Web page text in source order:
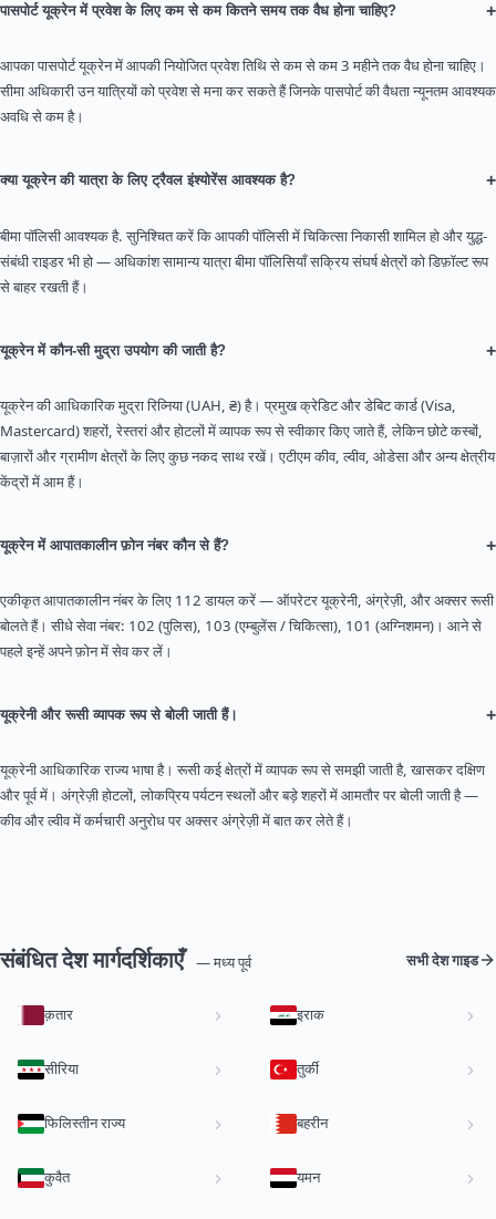
पासपोर्ट यूक्रेन में प्रवेश के लिए कम से कम कितने समय तक वैध होना चाहिए? +
आपका पासपोर्ट यूक्रेन में आपकी नियोजित प्रवेश तिथि से कम से कम 3 महीने तक वैध होना चाहिए।
सीमा अधिकारी उन यात्रियों को प्रवेश से मना कर सकते हैं जिनके पासपोर्ट की वैधता न्यूनतम आवश्यक
अवधि से कम है।
क्या यूक्रेन की यात्रा के लिए ट्रैवल इंश्योरेंस आवश्यक है? +
बीमा पॉलिसी आवश्यक है. सुनिश्चित करें कि आपकी पॉलिसी में चिकित्सा निकासी शामिल हो और युद्ध-
संबंधी राइडर भी हो — अधिकांश सामान्य यात्रा बीमा पॉलिसियाँ सक्रिय संघर्ष क्षेत्रों को डिफ़ॉल्ट रूप
से बाहर रखती हैं।
यूक्रेन में कौन-सी मुद्रा उपयोग की जाती है? +
यूक्रेन की आधिकारिक मुद्रा रिव्निया (UAH, ₴) है। प्रमुख क्रेडिट और डेबिट कार्ड (Visa,
Mastercard) शहरों, रेस्तरां और होटलों में व्यापक रूप से स्वीकार किए जाते हैं, लेकिन छोटे कस्बों,
बाज़ारों और ग्रामीण क्षेत्रों के लिए कुछ नकद साथ रखें। एटीएम कीव, ल्वीव, ओडेसा और अन्य क्षेत्रीय
केंद्रों में आम हैं।
यूक्रेन में आपातकालीन फ़ोन नंबर कौन से हैं? +
एकीकृत आपातकालीन नंबर के लिए 112 डायल करें — ऑपरेटर यूक्रेनी, अंग्रेज़ी, और अक्सर रूसी
बोलते हैं। सीधे सेवा नंबर: 102 (पुलिस), 103 (एम्बुलेंस / चिकित्सा), 101 (अग्निशमन)। आने से
पहले इन्हें अपने फ़ोन में सेव कर लें।
यूक्रेनी और रूसी व्यापक रूप से बोली जाती हैं। +
यूक्रेनी आधिकारिक राज्य भाषा है। रूसी कई क्षेत्रों में व्यापक रूप से समझी जाती है, खासकर दक्षिण
और पूर्व में। अंग्रेज़ी होटलों, लोकप्रिय पर्यटन स्थलों और बड़े शहरों में आमतौर पर बोली जाती है —
कीव और ल्वीव में कर्मचारी अनुरोध पर अक्सर अंग्रेज़ी में बात कर लेते हैं।
संबंधित देश मार्गदर्शिकाएँ — मध्य पूर्व सभी देश गाइड
क़तार इराक
सीरिया तुर्की
फिलिस्तीन राज्य बहरीन
कुवैत यमन